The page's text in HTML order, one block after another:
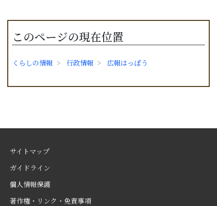
このページの現在位置
くらしの情報 行政情報 広報はっぽう
サイトマップ
ガイドライン
個人情報保護
著作権・リンク・免責事項